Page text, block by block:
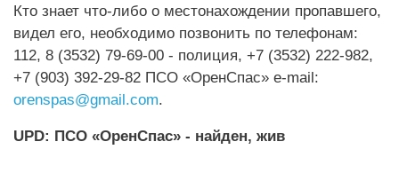
Кто знает что-либо о местонахождении пропавшего,
видел его, необходимо позвонить по телефонам:
112, 8 (3532) 79-69-00 - полиция, +7 (3532) 222-982,
+7 (903) 392-29-82 ПСО «ОренСпас» e-mail:
orenspas@gmail.com.
UPD: ПСО «ОренСпас» - найден, жив